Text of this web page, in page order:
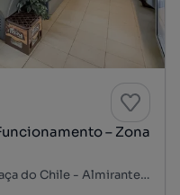
– Zona
Rua António Pedro, Alameda - Praça do Chile - Almirante Reis, Arroios, Lisboa, Lisboa